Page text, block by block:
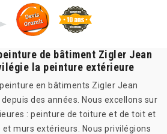
de bâtiment Zigler Jean
la peinture extérieure
en bâtiments Zigler Jean
des années. Nous excellons sur
: peinture de toiture et de toit et
murs extérieurs. Nous privilégions